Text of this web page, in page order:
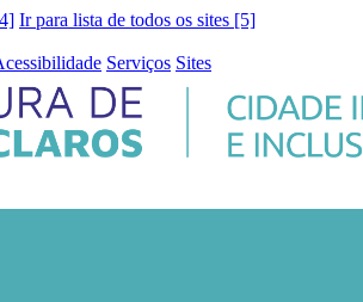
Ir para lista de todos os sites [5]
Serviços Sites